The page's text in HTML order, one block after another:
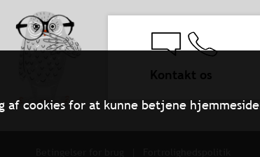
af cookies for at kunne betjene
Kontakt os